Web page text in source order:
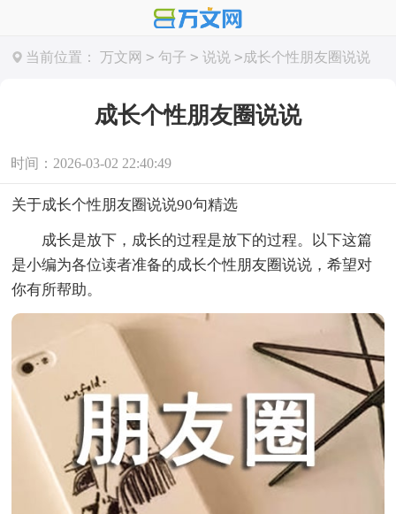
当前位置： 万文网 > 句子 > 说说 >成长个性朋友圈说说
成长个性朋友圈说说
时间：2026-03-02 22:40:49
关于成长个性朋友圈说说90句精选
成长是放下，成长的过程是放下的过程。以下这篇
是小编为各位读者准备的成长个性朋友圈说说，希望对
你有所帮助。